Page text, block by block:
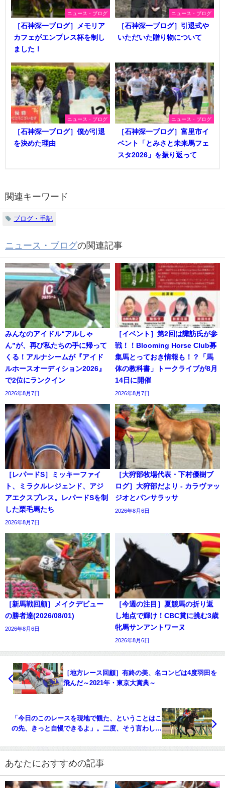
ニュース・ブログ
［石神深一ブログ］メモリア
カフェがエンプレス杯を制し
ました！
ニュース・ブログ
［石神深一ブログ］引退式や
いただいた贈り物について
ニュース・ブログ
［石神深一ブログ］僕が引退
を決めた理由
ニュース・ブログ
［石神深一ブログ］富里市イ
ベント「とみさと未来馬フェ
スタ2026」を振り返って
関連キーワード
ブログ・手記
ニュース・ブログの関連記事
みんなのアイドル“アルしゃ
ん”が、再び私たちの手に帰って
くる！アルナシームが『アイド
ルホースオーディション2026』
で2位にランクイン
2026年8月7日
［イベント］第2回は諏訪氏が参
戦！！Blooming Horse Club募
集馬とっておき情報も！？「馬
体の教科書」トークライブが8月
14日に開催
2026年8月7日
［レパードS］ミッキーファイ
ト、ミラクルレジェンド、アジ
アエクスプレス。レパードSを制
した栗毛馬たち
2026年8月7日
［大狩部牧場代表・下村優樹ブ
ログ］大狩部だより - カラヴァッ
ジオとパンサラッサ
2026年8月6日
［新馬戦回顧］メイクデビュー
の勝者達(2026/08/01)
2026年8月6日
［今週の注目］夏競馬の折り返
し地点で輝け！CBC賞に挑む3歳
牝馬サンアントワーヌ
2026年8月6日
［地方レース回顧］有終の美、名コンビは4度羽田を
飛んだ～2021年・東京大賞典～
「今日のこのレースを現地で観た、ということはこ
の先、きっと自慢できるよ」。二度、そう言わしめ
あなたにおすすめの記事